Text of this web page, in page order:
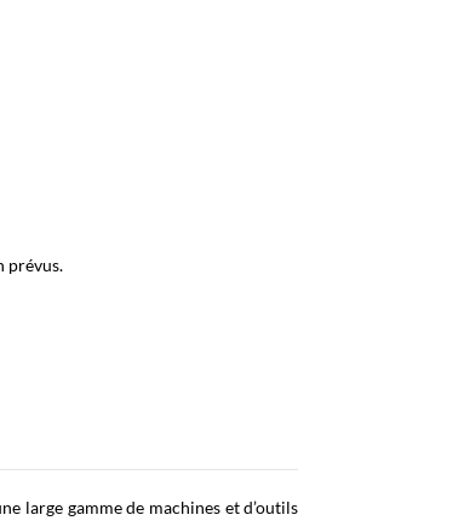
prévus.
large gamme de machines et d’outils